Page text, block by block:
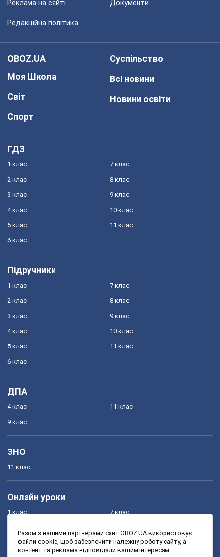
Реклама на сайті Документи
Редакційна політика
OBOZ.UA
Моя Школа
Світ
Спорт
Суспільство
Всі новини
Новини освіти
ГДЗ
1 клас
2 клас
3 клас
4 клас
5 клас
6 клас
7 клас
8 клас
9 клас
10 клас
11 клас
Підручники
1 клас
2 клас
3 клас
4 клас
5 клас
6 клас
7 клас
8 клас
9 клас
10 клас
11 клас
ДПА
4 клас
9 клас
11 клас
ЗНО
11 клас
Онлайн уроки
1 клас
3 клас
7 клас
9 клас
Разом з нашими партнерами сайт OBOZ.UA використовує
файли cookie, щоб забезпечити належну роботу сайту, а
контент та реклама відповідали вашим інтересам.